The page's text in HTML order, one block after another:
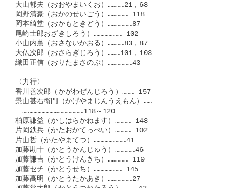
大山郁夫（おおやまいくお）…………21，68
岡野清豪（おかのせいごう）…………… 118
岡本綺堂（おかもときどう）………………87
尾崎士郎おざきしろう）………………… 102
小山内薫（おさないかおる）…………83，87
大仏次郎（おさらぎじろう）………101，103
織田正信（おりたまさのぶ）………………43
〈力行〉
香川善次郎（かがわぜんじろう）……… 157
景山甚右衛門（かげやまじんうえもん）……
………………………………………118～120
柏原謙益（かしはらかねます）………… 148
片岡鉄兵（かたおかてっぺい）………… 102
片山哲（かたやまてつ）……………………41
加藤勘十（かとうかんじゅう）……………46
加藤謙吉（かとうけんきち）…………… 119
加藤セチ（かとうせち）………………… 145
加藤高明（かとうたかあき）………………27